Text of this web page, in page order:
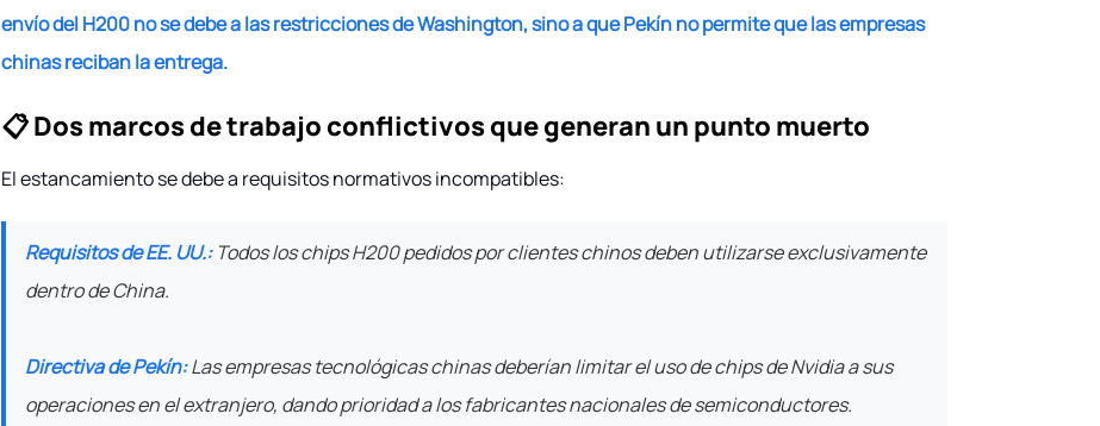
envío del H200 no se debe a las restricciones de Washington, sino a que Pekín no permite que las empresas
chinas reciban la entrega.
📋 Dos marcos de trabajo conflictivos que generan un punto muerto
El estancamiento se debe a requisitos normativos incompatibles:
Requisitos de EE. UU.:Todos los chips H200 pedidos por clientes chinos deben utilizarse exclusivamente
dentro de China.
Directiva de Pekín:Las empresas tecnológicas chinas deberían limitar el uso de chips de Nvidia a sus
operaciones en el extranjero, dando prioridad a los fabricantes nacionales de semiconductores.